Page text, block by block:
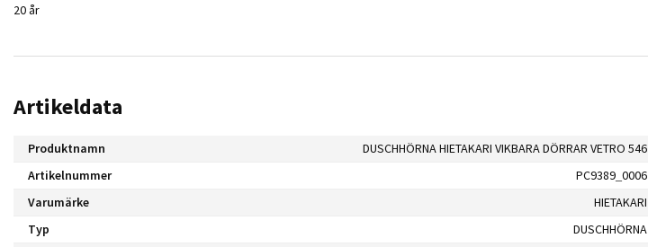
20 år
Artikeldata
Produktnamn
DUSCHHÖRNA HIETAKARI VIKBARA DÖRRAR VETRO 546
Artikelnummer
PC9389_0006
Varumärke
HIETAKARI
Typ
DUSCHHÖRNA